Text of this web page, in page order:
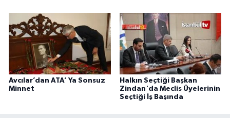
Avcılar’dan ATA’ Ya Sonsuz
Minnet
Halkın Seçtiği Başkan
Zindan'da Meclis Üyelerinin
Seçtiği İş Başında